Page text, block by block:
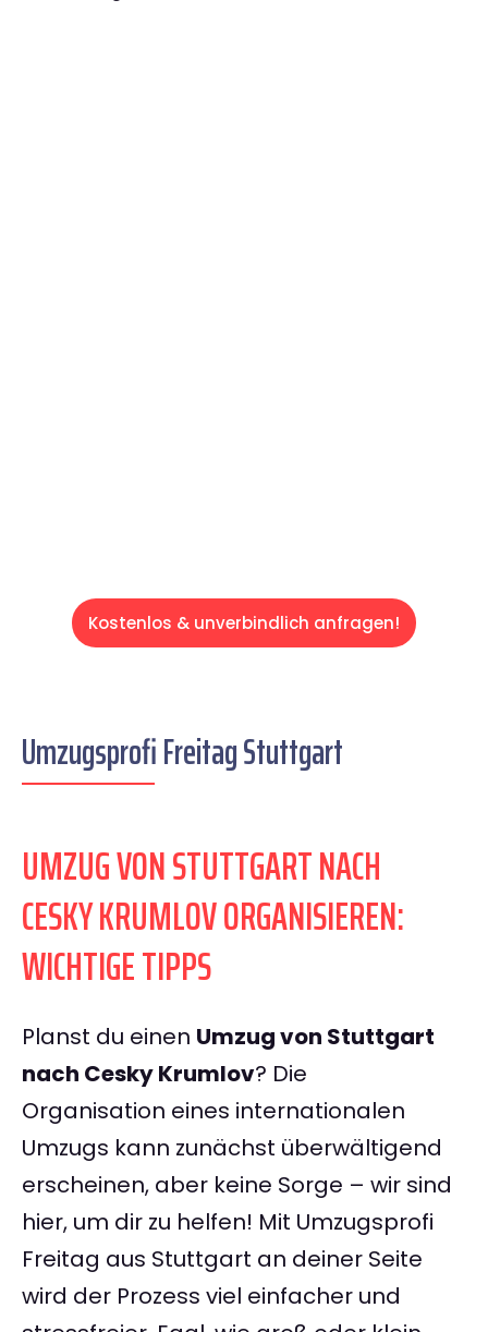
Kostenlos & unverbindlich anfragen!
Umzugsprofi Freitag Stuttgart
UMZUG VON STUTTGART NACH
CESKY KRUMLOV ORGANISIEREN:
WICHTIGE TIPPS
Planst du einen Umzug von Stuttgart
nach Cesky Krumlov? Die
Organisation eines internationalen
Umzugs kann zunächst überwältigend
erscheinen, aber keine Sorge – wir sind
hier, um dir zu helfen! Mit Umzugsprofi
Freitag aus Stuttgart an deiner Seite
wird der Prozess viel einfacher und